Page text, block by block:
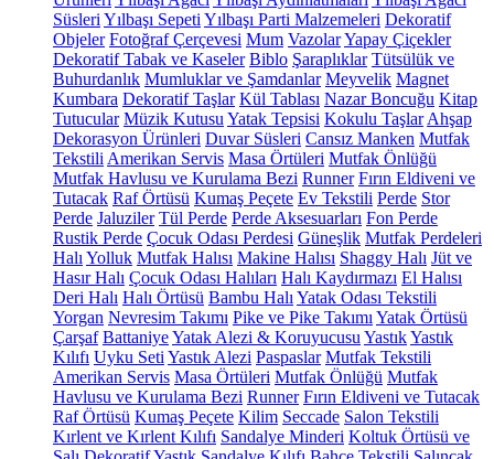
Süsleri Yılbaşı Sepeti Yılbaşı Parti Malzemeleri Dekoratif
Objeler Fotoğraf Çerçevesi Mum VazolarYapay Çiçekler
Dekoratif Tabak ve Kaseler Biblo Şaraplıklar Tütsülük ve
Buhurdanlık Mumluklar ve Şamdanlar Meyvelik Magnet
Kumbara Dekoratif Taşlar Kül Tablası Nazar Boncuğu Kitap
Tutucular Müzik Kutusu Yatak Tepsisi Kokulu Taşlar Ahşap
Dekorasyon Ürünleri Duvar Süsleri Cansız Manken Mutfak
Tekstili Amerikan Servis Masa Örtüleri Mutfak Önlüğü
Mutfak Havlusu ve Kurulama Bezi Runner Fırın Eldiveni ve
Tutacak Raf Örtüsü Kumaş Peçete Ev Tekstili Perde Stor
Perde Jaluziler Tül Perde Perde Aksesuarları Fon Perde
Rustik Perde Çocuk Odası Perdesi Güneşlik Mutfak Perdeleri
Halı Yolluk Mutfak Halısı Makine Halısı Shaggy Halı Jüt ve
Hasır Halı Çocuk Odası Halıları Halı Kaydırmazı El Halısı
Deri Halı Halı Örtüsü Bambu Halı Yatak Odası Tekstili
Yorgan Nevresim Takımı Pike ve Pike Takımı Yatak Örtüsü
Çarşaf BattaniyeYatak Alezi & Koruyucusu YastıkYastık
Kılıfı Uyku Seti Yastık Alezi Paspaslar Mutfak Tekstili
Amerikan Servis Masa Örtüleri Mutfak Önlüğü Mutfak
Havlusu ve Kurulama Bezi Runner Fırın Eldiveni ve Tutacak
Raf Örtüsü Kumaş Peçete Kilim Seccade Salon Tekstili
Kırlent ve Kırlent Kılıfı Sandalye Minderi Koltuk Örtüsü ve